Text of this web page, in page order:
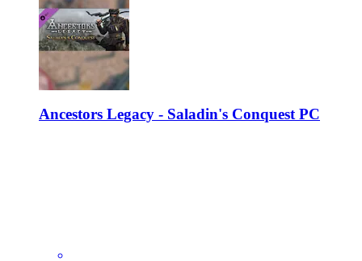
Ancestors Legacy - Saladin's Conquest PC